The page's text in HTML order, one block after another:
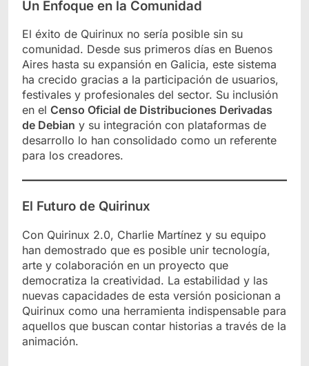
Un Enfoque en la Comunidad
El éxito de Quirinux no sería posible sin su
comunidad. Desde sus primeros días en Buenos
Aires hasta su expansión en Galicia, este sistema
ha crecido gracias a la participación de usuarios,
festivales y profesionales del sector. Su inclusión
en el Censo Oficial de Distribuciones Derivadas
de Debian y su integración con plataformas de
desarrollo lo han consolidado como un referente
para los creadores.
El Futuro de Quirinux
Con Quirinux 2.0, Charlie Martínez y su equipo
han demostrado que es posible unir tecnología,
arte y colaboración en un proyecto que
democratiza la creatividad. La estabilidad y las
nuevas capacidades de esta versión posicionan a
Quirinux como una herramienta indispensable para
aquellos que buscan contar historias a través de la
animación.